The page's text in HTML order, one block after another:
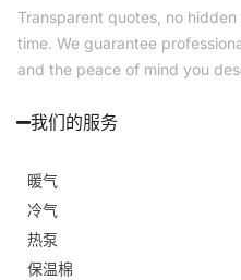
Transparent quotes, no
time. We guarantee
and the peace of mind you
我们的服务
暖气
冷气
热泵
保温棉